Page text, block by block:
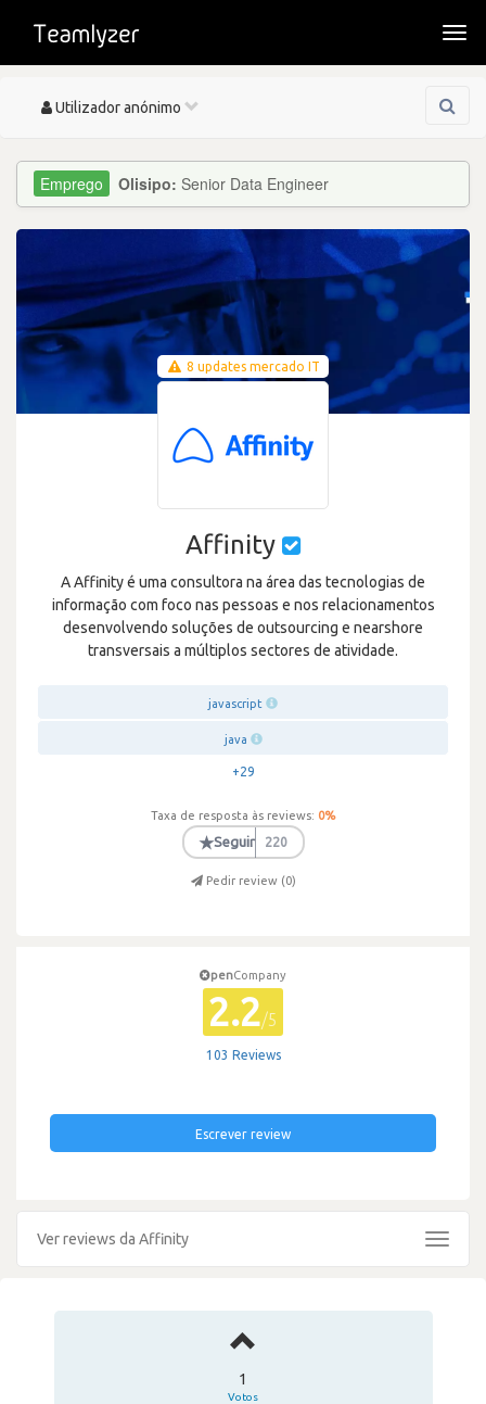
Toggle
Utilizador anónimo
Olisipo: Senior Data Engineer
8 updates mercado IT
Affinity
A Affinity é uma consultora na área das tecnologias de
informação com foco nas pessoas e nos relacionamentos
desenvolvendo soluções de outsourcing e nearshore
transversais a múltiplos sectores de atividade.
javascript
java
+29
Taxa de resposta às reviews: 0%
★Seguir 220
Pedir review (0)
penCompany
2.2/5
103 Reviews
Escrever review
Ver reviews da Affinity
Toggle
1
Votos